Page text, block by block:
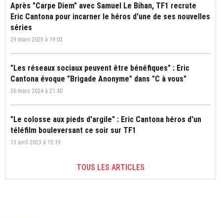
Après "Carpe Diem" avec Samuel Le Bihan, TF1 recrute
Eric Cantona pour incarner le héros d'une de ses nouvelles
séries
29 mars 2025 à 19:02
"Les réseaux sociaux peuvent être bénéfiques" : Eric
Cantona évoque "Brigade Anonyme" dans "C à vous"
26 mars 2024 à 21:40
"Le colosse aux pieds d'argile" : Eric Cantona héros d'un
téléfilm bouleversant ce soir sur TF1
13 avril 2023 à 15:19
TOUS LES ARTICLES